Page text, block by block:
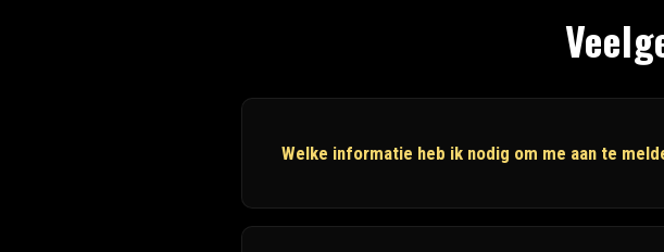
Welke informatie heb ik nodig om me aan te